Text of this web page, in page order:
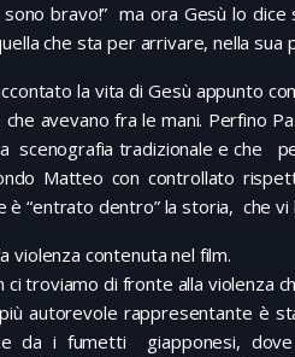
sono bravo!” ma ora Gesù lo
che sta per arrivare, nella
la vita di Gesù appunto
avevano fra le mani. Perfino
scenografia tradizionale e che
Matteo con controllato
è “entrato dentro” la storia, che
violenza contenuta nel film.
ci troviamo di fronte alla violenza
autorevole rappresentante è
da i fumetti giapponesi,